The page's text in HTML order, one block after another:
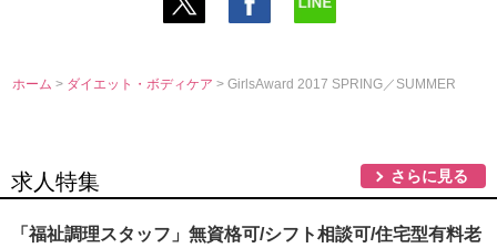
ホーム > ダイエット・ボディケア> GirlsAward 2017 SPRING／SUMMER
求人特集 さらに見る
「福祉調理スタッフ」無資格可/シフト相談可/住宅型有料老